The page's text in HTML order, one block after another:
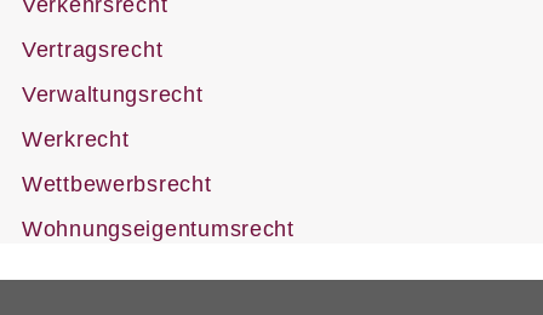
Verkehrsrecht
Vertragsrecht
Verwaltungsrecht
Werkrecht
Wettbewerbsrecht
Wohnungseigentumsrecht